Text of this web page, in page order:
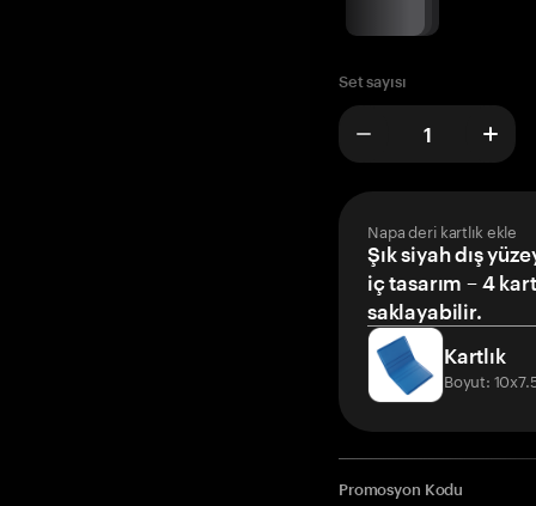
Set sayısı
Napa deri kartlık ekle
Şık siyah dış
iç tasarım – 4
saklayabilir.
Kartlık
Boyut:
Promosyon Kodu